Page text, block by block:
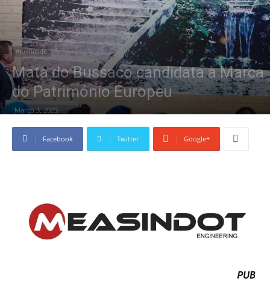
Atualidade
Mata do Bussaco candidata à Marca
do Património Europeu
Março 3, 2023
Facebook Twitter Google+